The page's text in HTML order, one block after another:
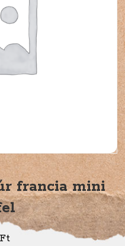
francia mini
Ft